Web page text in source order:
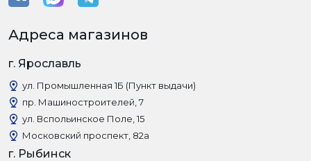
Адреса магазинов
г. Ярославль
ул. Промышленная 1Б (Пункт выдачи)
пр. Машиностроителей, 7
ул. Вспольинское Поле, 15
Московский проспект, 82а
г. Рыбинск